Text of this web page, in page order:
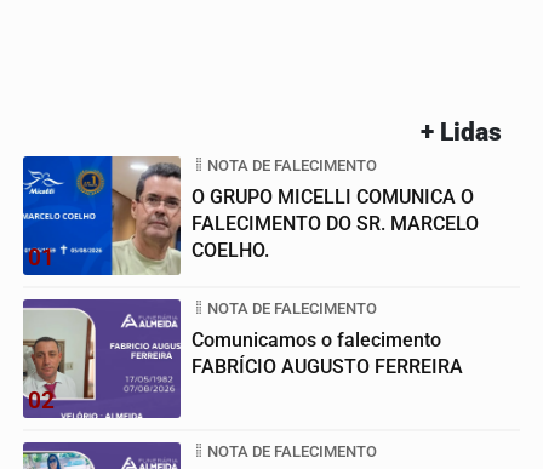
+ Lidas
01
NOTA DE FALECIMENTO
O GRUPO MICELLI COMUNICA O
FALECIMENTO DO SR. MARCELO
COELHO.
02
NOTA DE FALECIMENTO
Comunicamos o falecimento
FABRÍCIO AUGUSTO FERREIRA
NOTA DE FALECIMENTO